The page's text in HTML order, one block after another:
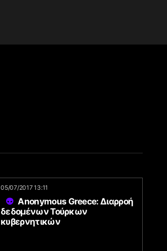
05/07/2017 13:11
Anonymous Greece: Διαρροή
δεδομένων Τούρκων
κυβερνητικών